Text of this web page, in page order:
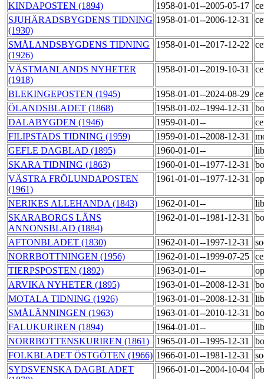
KINDAPOSTEN (1894) 1958-01-01--2005-05-17
SJUHÄRADSBYGDENS TIDNING
(1930)
1958-01-01--2006-12-31
SMÅLANDSBYGDENS TIDNING
(1926)
1958-01-01--2017-12-22
VÄSTMANLANDS NYHETER
(1918)
1958-01-01--2019-10-31
BLEKINGEPOSTEN (1945) 1958-01-01--2024-08-29
ÖLANDSBLADET (1868)
1958-01-02--1994-12-31
DALABYGDEN (1946)
1959-01-01--
FILIPSTADS TIDNING (1959)
1959-01-01--2008-12-31
GEFLE DAGBLAD (1895)
1960-01-01--
SKARA TIDNING (1863)
1960-01-01--1977-12-31
VÄSTRA FRÖLUNDAPOSTEN
(1961)
1961-01-01--1977-12-31
NERIKES ALLEHANDA (1843) 1962-01-01--
SKARABORGS LÄNS
ANNONSBLAD (1884)
1962-01-01--1981-12-31
AFTONBLADET (1830) 1962-01-01--1997-12-31
NORRBOTTNINGEN (1956)
1962-01-01--1999-07-25
TIERPSPOSTEN (1892)
1963-01-01--
ARVIKA NYHETER (1895)
1963-01-01--2008-12-31
MOTALA TIDNING (1926)
1963-01-01--2008-12-31
SMÅLÄNNINGEN (1963)
1963-01-01--2010-12-31
FALUKURIREN (1894)
1964-01-01--
NORRBOTTENSKURIREN (1861)
1965-01-01--1995-12-31
FOLKBLADET ÖSTGÖTEN (1966) 1966-01-01--1981-12-31
SYDSVENSKA DAGBLADET
1966-01-01--2004-10-04